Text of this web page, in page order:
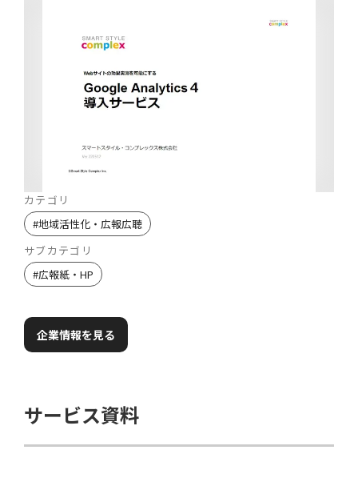
カテゴリ
#地域活性化・広報広聴
サブカテゴリ
#広報紙・HP
企業情報を見る
サービス資料